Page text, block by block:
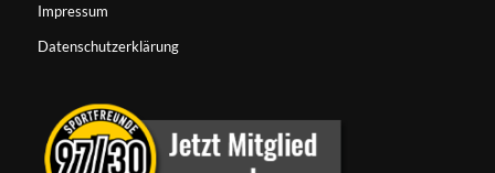
Impressum
Datenschutzerklärung